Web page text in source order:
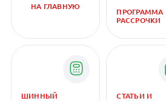
НА ГЛАВНУЮ
ПРОГРАММА
РАССРОЧКИ
ШИННЫЙ
СТАТЬИ И